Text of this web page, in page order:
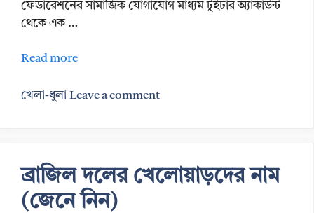
ফেডারেশনের সামাজিক যোগাযোগ মাধ্যম টুইটার অ্যাকাউন্ট
থেকে এক …
Read more
Categories
খেলা-ধুলা Leave a comment
ব্রাজিল দলের খেলোয়াড়দের নাম
(জেনে নিন)